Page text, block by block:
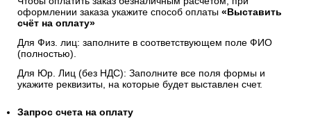
оформлении заказа укажите способ оплаты «Выставить
счёт на оплату»
Для Физ. лиц: заполните в соответствующем поле ФИО
(полностью).
Для Юр. Лиц (без НДС): Заполните все поля формы и
укажите реквизиты, на которые будет выставлен счет.
Запрос счета на оплату